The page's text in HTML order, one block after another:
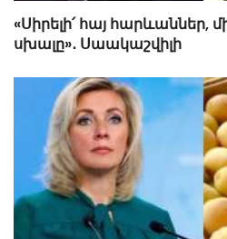
«Սիրելի՛ հայ հարևաններ,
սխալը»․ Սաակաշվիլի